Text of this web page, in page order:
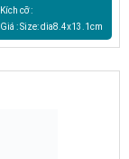
Kích cỡ :
Giá : Size: dia8.4x13.1cm